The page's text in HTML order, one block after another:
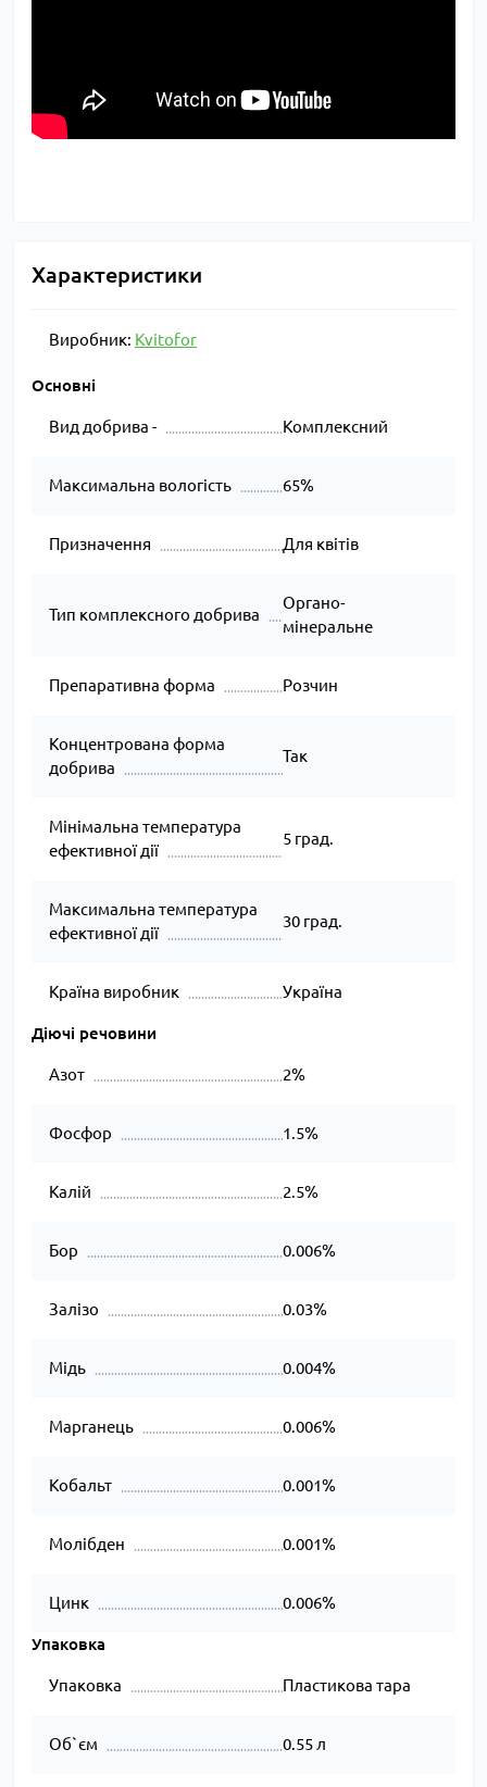
Характеристики
Виробник: Kvitofor
Основні
Вид добрива - Комплексний
Максимальна вологість 65%
Призначення Для квітів
Тип комплексного добрива
Органо-
мінеральне
Препаративна форма Розчин
Концентрована форма
добрива
Так
Мінімальна температура
ефективної дії
5 град.
Максимальна температура
ефективної дії
30 град.
Країна виробник Україна
Діючі речовини
Азот 2%
Фосфор 1.5%
Калій 2.5%
Бор 0.006%
Залізо 0.03%
Мідь 0.004%
Марганець 0.006%
Кобальт 0.001%
Молібден 0.001%
Цинк 0.006%
Упаковка
Упаковка Пластикова тара
Об`єм 0.55 л